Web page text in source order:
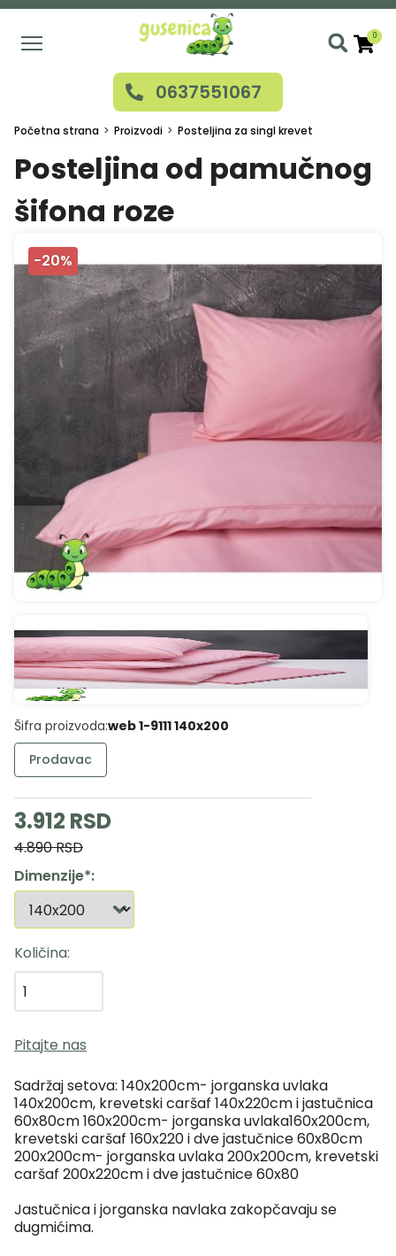
Skip
main
0
0637551067
Početna strana Proizvodi Posteljina za singl krevet
Posteljina od pamučnog
šifona roze
Šifra proizvoda:web 1-9111 140x200
Prodavac
-20%
3.912 RSD
4.890 RSD
Dimenzije
Količina
Pitajte nas
Sadržaj setova: 140x200cm- jorganska uvlaka
140x200cm, krevetski caršaf 140x220cm i jastučnica
60x80cm 160x200cm- jorganska uvlaka160x200cm,
krevetski caršaf 160x220 i dve jastučnice 60x80cm
200x200cm- jorganska uvlaka 200x200cm, krevetski
caršaf 200x220cm i dve jastučnice 60x80
Jastučnica i jorganska navlaka zakopčavaju se
dugmićima.